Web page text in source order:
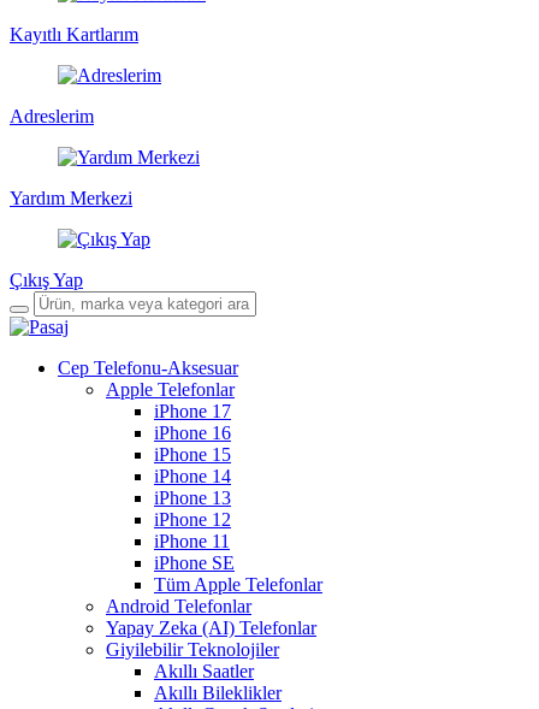
Kayıtlı Kartlarım
Adreslerim
Yardım Merkezi
Çıkış Yap
Cep Telefonu-Aksesuar
Apple Telefonlar
iPhone 17
iPhone 16
iPhone 15
iPhone 14
iPhone 13
iPhone 12
iPhone 11
iPhone SE
Tüm Apple Telefonlar
Android Telefonlar
Yapay Zeka (AI) Telefonlar
Giyilebilir Teknolojiler
Akıllı Saatler
Akıllı Bileklikler